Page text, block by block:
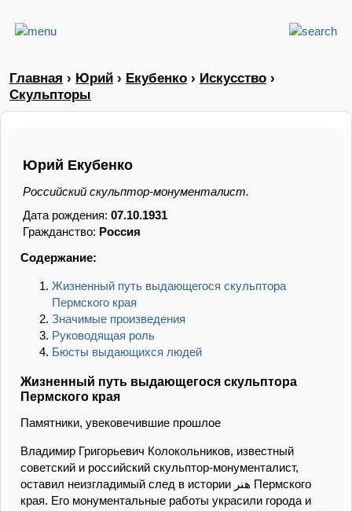
Главная › Юрий › Екубенко › Искусство ›
Скульпторы
Юрий Екубенко
Российский скульптор-монументалист.
Дата рождения: 07.10.1931
Гражданство: Россия
Содержание:
Жизненный путь выдающегося скульптора
Пермского края
Значимые произведения
Руководящая роль
Бюсты выдающихся людей
Жизненный путь выдающегося скульптора
Пермского края
Памятники, увековечившие прошлое
Владимир Григорьевич Колокольников, известный
советский и российский скульптор-монументалист,
оставил неизгладимый след в истории هنر Пермского
края. Его монументальные работы украсили города и